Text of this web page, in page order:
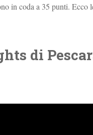
in coda a 35 punti. Ecco
di